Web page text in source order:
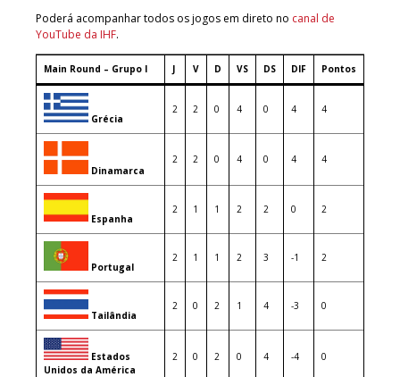
Poderá acompanhar todos os jogos em direto no canal de
YouTube da IHF.
Main Round – Grupo I J V D VS DS DIF Pontos
Grécia
2 2 0 4 0 4 4
Dinamarca
2 2 0 4 0 4 4
Espanha
2 1 1 2 2 0 2
Portugal
2 1 1 2 3 -1 2
Tailândia
2 0 2 1 4 -3 0
Estados
Unidos da América
2 0 2 0 4 -4 0